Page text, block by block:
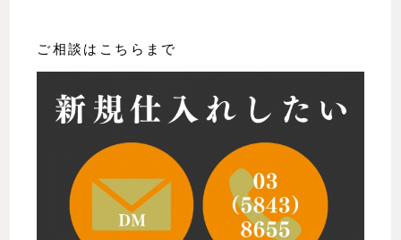
ご相談はこちらまで